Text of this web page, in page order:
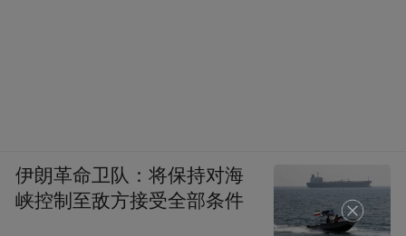
伊朗革命卫队：将保持对海
峡控制至敌方接受全部条件